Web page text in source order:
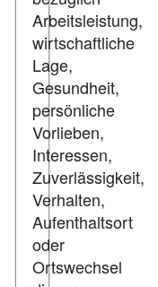
Arbeitsleistung,
wirtschaftliche
Lage,
Gesundheit,
persönliche
Vorlieben,
Interessen,
Zuverlässigkeit,
Verhalten,
Aufenthaltsort
oder
Ortswechsel